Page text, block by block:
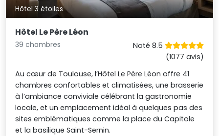
Hôtel 3 étoiles
Hôtel Le Père Léon
39 chambres
Noté 8.5
(1077 avis)
Au cœur de Toulouse, l’Hôtel Le Père Léon offre 41
chambres confortables et climatisées, une brasserie
à l’ambiance conviviale célébrant la gastronomie
locale, et un emplacement idéal à quelques pas des
sites emblématiques comme la place du Capitole
et la basilique Saint-Sernin.